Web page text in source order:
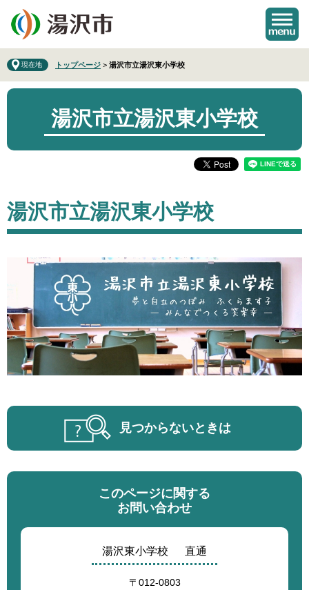
の
先
頭
で
ー
を
飛
ば
文
現在地 トップページ > 湯沢市立湯沢東小学校
湯沢市立湯沢東小学校
文
湯沢市立湯沢東小学校
見つからないときは
このページに関する
お問い合わせ
湯沢東小学校 直通
〒012-0803